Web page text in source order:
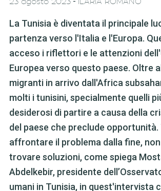
23 agosto 2023 ILARIA ROMANO
La Tunisia è diventata il principale
partenza verso l'Italia e l'Europa.
acceso i riflettori e le attenzioni
Europea verso questo paese. Oltre
migranti in arrivo dall'Africa
molti i tunisini, specialmente quelli
desiderosi di partire a causa della
del paese che preclude
affrontare il problema dalla fine,
trovare soluzioni, come spiega
Abdelkebir, presidente
umani in Tunisia, in quest'intervista